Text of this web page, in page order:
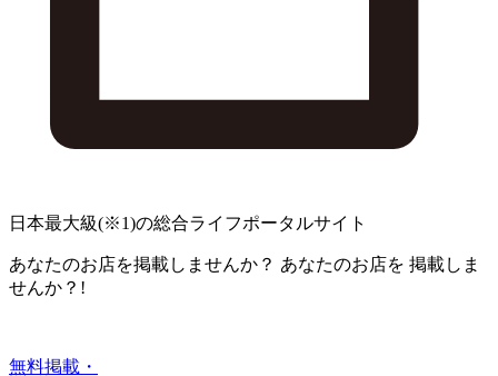
日本最大級(※1)の総合ライフポータルサイト
あなたのお店を掲載しませんか？ あなたのお店を 掲載しま
せんか？!
無料掲載・